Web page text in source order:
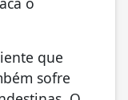
que
sofre